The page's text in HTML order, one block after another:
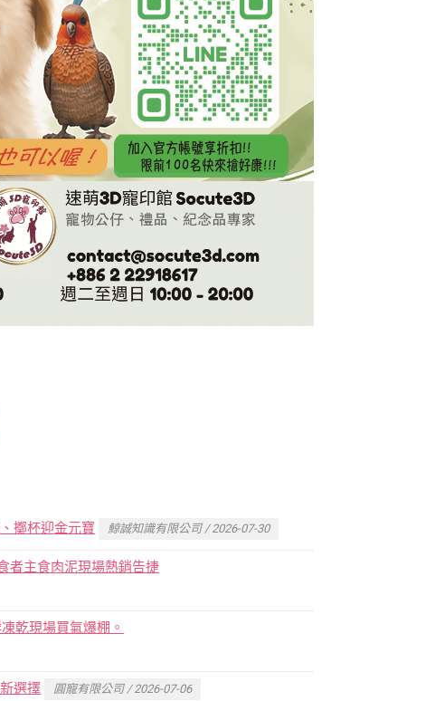
擲杯迎金元寶 鯨誠知識有限公司 / 2026-07-30
者主食肉泥現場熱銷告捷
乾現場買氣爆棚。
選擇 圓寵有限公司 / 2026-07-06